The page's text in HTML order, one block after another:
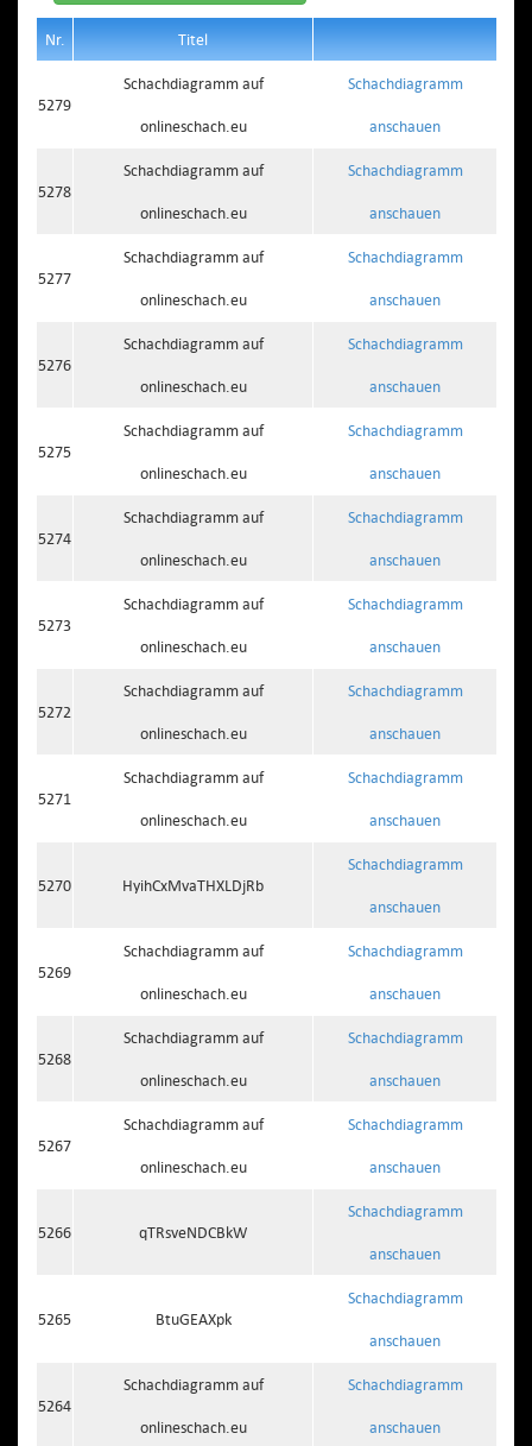
Nr. Titel
5279
Schachdiagramm auf
onlineschach.eu
Schachdiagramm
anschauen
5278
Schachdiagramm auf
onlineschach.eu
Schachdiagramm
anschauen
5277
Schachdiagramm auf
onlineschach.eu
Schachdiagramm
anschauen
5276
Schachdiagramm auf
onlineschach.eu
Schachdiagramm
anschauen
5275
Schachdiagramm auf
onlineschach.eu
Schachdiagramm
anschauen
5274
Schachdiagramm auf
onlineschach.eu
Schachdiagramm
anschauen
5273
Schachdiagramm auf
onlineschach.eu
Schachdiagramm
anschauen
5272
Schachdiagramm auf
onlineschach.eu
Schachdiagramm
anschauen
5271
Schachdiagramm auf
onlineschach.eu
Schachdiagramm
anschauen
5270 HyihCxMvaTHXLDjRb
Schachdiagramm
anschauen
5269
Schachdiagramm auf
onlineschach.eu
Schachdiagramm
anschauen
5268
Schachdiagramm auf
onlineschach.eu
Schachdiagramm
anschauen
5267
Schachdiagramm auf
onlineschach.eu
Schachdiagramm
anschauen
5266 qTRsveNDCBkW
Schachdiagramm
anschauen
5265 BtuGEAXpk
Schachdiagramm
anschauen
5264
Schachdiagramm auf
onlineschach.eu
Schachdiagramm
anschauen